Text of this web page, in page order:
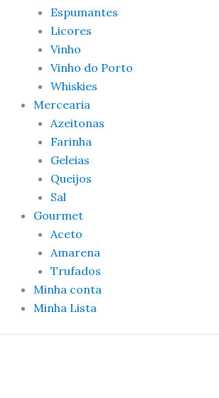
Espumantes
Licores
Vinho
Vinho do Porto
Whiskies
Mercearia
Azeitonas
Farinha
Geleias
Queijos
Sal
Gourmet
Aceto
Amarena
Trufados
Minha conta
Minha Lista